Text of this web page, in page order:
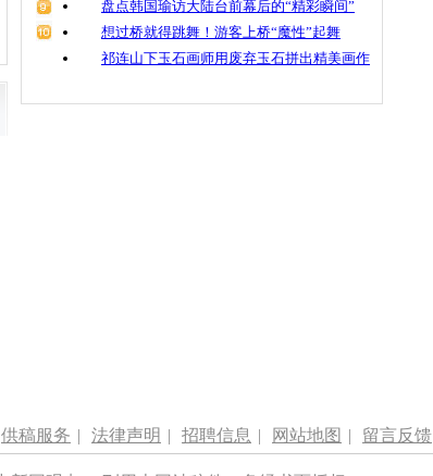
盘点韩国瑜访大陆台前幕后的“精彩瞬间”
想过桥就得跳舞！游客上桥“魔性”起舞
祁连山下玉石画师用废弃玉石拼出精美画作
供稿服务 | 法律声明 | 招聘信息 | 网站地图 | 留言反馈